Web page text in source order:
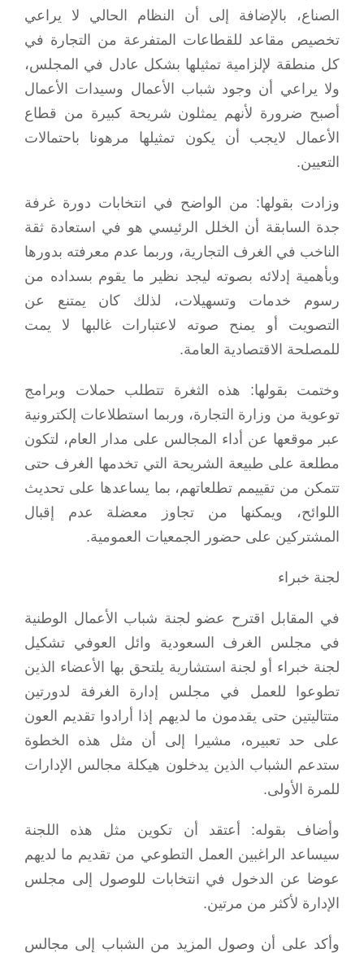
الصناع، بالإضافة إلى أن النظام الحالي لا يراعي
تخصيص مقاعد للقطاعات المتفرعة من التجارة في
كل منطقة لإلزامية تمثيلها بشكل عادل في المجلس،
ولا يراعي أن وجود شباب الأعمال وسيدات الأعمال
أصبح ضرورة لأنهم يمثلون شريحة كبيرة من قطاع
الأعمال لايجب أن يكون تمثيلها مرهونا باحتمالات
التعيين.
وزادت بقولها: من الواضح في انتخابات دورة غرفة
جدة السابقة أن الخلل الرئيسي هو في استعادة ثقة
الناخب في الغرف التجارية، وربما عدم معرفته بدورها
وبأهمية إدلائه بصوته ليجد نظير ما يقوم بسداده من
رسوم خدمات وتسهيلات، لذلك كان يمتنع عن
التصويت أو يمنح صوته لاعتبارات غالبها لا يمت
للمصلحة الاقتصادية العامة.
وختمت بقولها: هذه الثغرة تتطلب حملات وبرامج
توعوية من وزارة التجارة، وربما استطلاعات إلكترونية
عبر موقعها عن أداء المجالس على مدار العام، لتكون
مطلعة على طبيعة الشريحة التي تخدمها الغرف حتى
تتمكن من تقييمم تطلعاتهم، بما يساعدها على تحديث
اللوائح، ويمكنها من تجاوز معضلة عدم إقبال
المشتركين على حضور الجمعيات العمومية.
لجنة خبراء
في المقابل اقترح عضو لجنة شباب الأعمال الوطنية
في مجلس الغرف السعودية وائل العوفي تشكيل
لجنة خبراء أو لجنة استشارية يلتحق بها الأعضاء الذين
تطوعوا للعمل في مجلس إدارة الغرفة لدورتين
متتاليتين حتى يقدمون ما لديهم إذا أرادوا تقديم العون
على حد تعبيره، مشيرا إلى أن مثل هذه الخطوة
ستدعم الشباب الذين يدخلون هيكلة مجالس الإدارات
للمرة الأولى.
وأضاف بقوله: أعتقد أن تكوين مثل هذه اللجنة
سيساعد الراغبين العمل التطوعي من تقديم ما لديهم
عوضا عن الدخول في انتخابات للوصول إلى مجلس
الإدارة لأكثر من مرتين.
وأكد على أن وصول المزيد من الشباب إلى مجالس